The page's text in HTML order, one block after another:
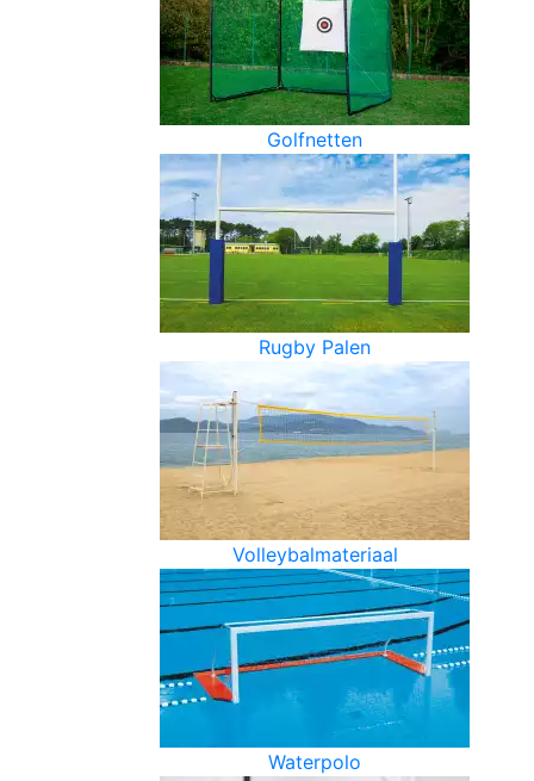
Golfnetten
Rugby Palen
Volleybalmateriaal
Waterpolo